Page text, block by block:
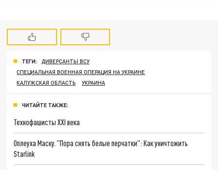
ТЕГИ:
ДИВЕРСАНТЫ ВСУ
СПЕЦИАЛЬНАЯ ВОЕННАЯ ОПЕРАЦИЯ НА УКРАИНЕ
КАЛУЖСКАЯ ОБЛАСТЬ
УКРАИНА
ЧИТАЙТЕ ТАКЖЕ:
Технофашисты XXI века
Оплеуха Маску. "Пора снять белые перчатки": Как уничтожить
Starlink